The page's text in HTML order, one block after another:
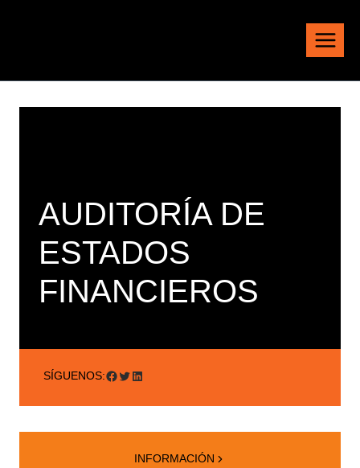
AUDITORÍA DE
ESTADOS
FINANCIEROS
SÍGUENOS:Facebook Twitter LinkedIn
INFORMACIÓN